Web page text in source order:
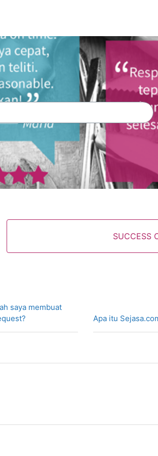
SUCCESS
saya membuat
Apa itu